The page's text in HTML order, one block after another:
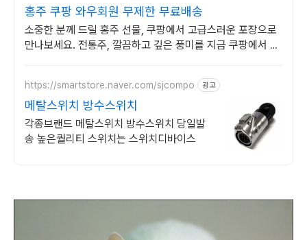
홍주 쿠팡 와우회원 무제한 무료배송
소중한 분께 드릴 홍주 선물, 쿠팡에서 고급스러운 포장으로
만나보세요. 전통주, 깔끔하고 깊은 풍미를 지금 쿠팡에서 경
https://smartstore.naver.com/sjcompo 광고
메탈스위치 방수스위치
각종브랜드 메탈스위치 방수스위치 당일발
송 높은퀄리티 스위치는 스위치디바이스